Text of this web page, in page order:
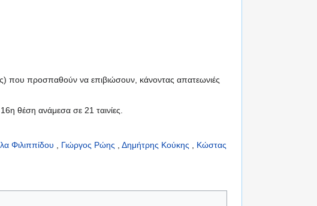
που προσπαθούν να επιβιώσουν, κάνοντας απατεωνιές
θέση ανάμεσα σε 21 ταινίες.
Φιλιππίδου , Γιώργος Ρώης , Δημήτρης Κούκης , Κώστας